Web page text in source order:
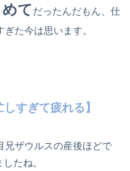
て だったんだもん、仕
た今は思います。
すぎて疲れる】
兄ザウルスの産後ほどで
たね。